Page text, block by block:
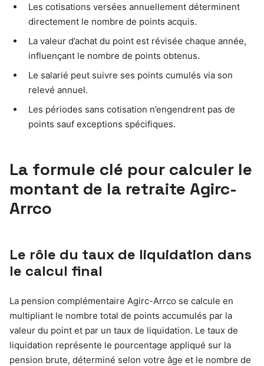
Les cotisations versées annuellement déterminent
directement le nombre de points acquis.
La valeur d’achat du point est révisée chaque année,
influençant le nombre de points obtenus.
Le salarié peut suivre ses points cumulés via son
relevé annuel.
Les périodes sans cotisation n’engendrent pas de
points sauf exceptions spécifiques.
La formule clé pour calculer le
montant de la retraite Agirc-
Arrco
Le rôle du taux de liquidation dans
le calcul final
La pension complémentaire Agirc-Arrco se calcule en
multipliant le nombre total de points accumulés par la
valeur du point et par un taux de liquidation. Le taux de
liquidation représente le pourcentage appliqué sur la
pension brute, déterminé selon votre âge et le nombre de